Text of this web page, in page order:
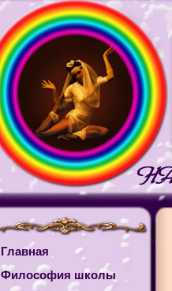
Главная
Философия школы